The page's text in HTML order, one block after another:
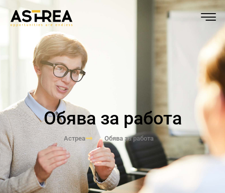
Обява за работа
Астреа Обява за работа